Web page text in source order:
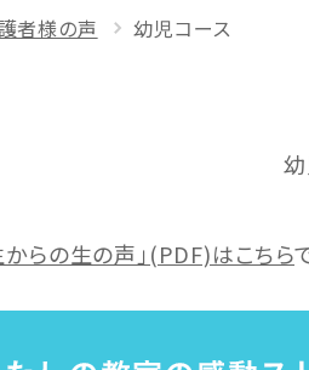
合わせた学習法
ト者様の声 幼児コース
からの生の声」(PDF)はこちら